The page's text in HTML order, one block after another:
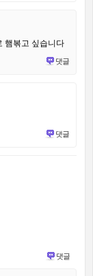
햄볶고 싶습니다
댓글
댓글
댓글